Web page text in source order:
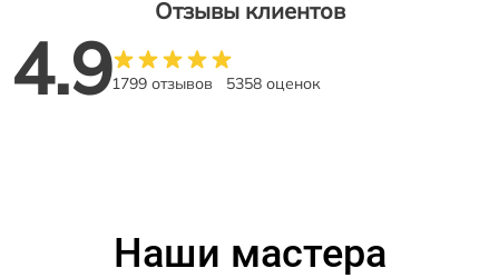
Отзывы клиентов
4.91799 отзывов 5358 оценок
Наши мастера